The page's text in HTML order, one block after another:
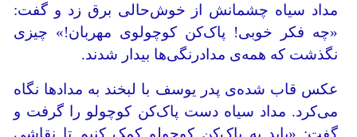
مداد سیاه چشمانش از خوش‌حالی برق زد و گفت:
«چه فکر خوبی! پاک‌کن کوچولوی مهربان!» چیزی
نگذشت که همه‌ی مدادرنگی‌ها بیدار شدند.
عکس قاب‌ شده‌ی پدر یوسف با لبخند به مدادها نگاه
می‌کرد. مداد سیاه دست پاک‌کن کوچولو را گرفت و
گفت: «باید به پاک‌کن کوچولو کمک کنیم تا نقاشی